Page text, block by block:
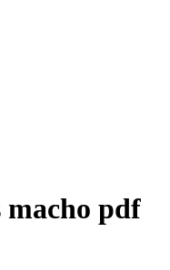
macho pdf